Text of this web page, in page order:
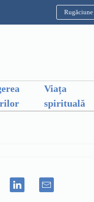
Rugăciune
Viața
spirituală